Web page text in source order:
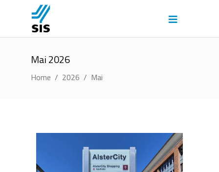
Mai 2026
Home / 2026 / Mai